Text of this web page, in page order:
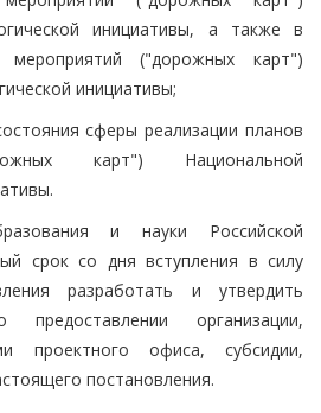
инициативы, а также в
мероприятий ("дорожных карт")
инициативы;
сферы реализации планов
карт") Национальной
и науки Российской
срок со дня вступления в силу
разработать и утвердить
организации,
проектного офиса, субсидии,
постановления.